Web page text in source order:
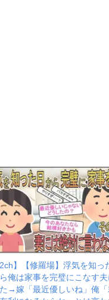
2ch】【修羅場】浮気を知っ
俺は家事を完璧にこなす
→嫁「最近優しいね」俺「